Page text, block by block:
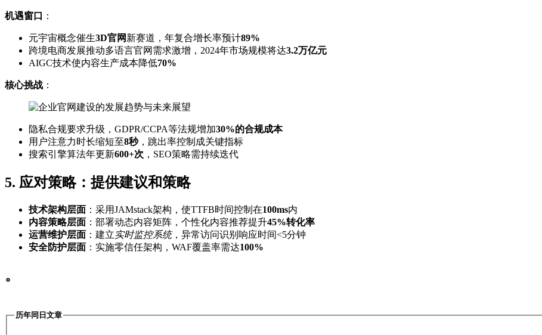
机遇窗口 ：
元宇宙概念催生3D官网新赛道，年复合增长率预计89%
跨境电商发展推动多语言官网需求激增，2024年市场规模将达3.2万亿元
AIGC技术使内容生产成本降低70%
核心挑战 ：
隐私合规要求升级，GDPR/CCPA等法规增加30%的合规成本
用户注意力时长缩短至8秒，跳出率控制成关键指标
搜索引擎算法年更新600+次 ，SEO策略需持续迭代
5. 应对策略：提供建议和策略
技术架构层面 ：采用JAMstack架构，使TTFB时间控制在100ms内
内容策略层面 ：部署动态内容矩阵，个性化内容推荐提升45%转化率
运营维护层面 ：建立实时监控系统，异常访问识别响应时间<5分钟
安全防护层面 ：实施零信任架构，WAF覆盖率需达100%
。
历年同日文章